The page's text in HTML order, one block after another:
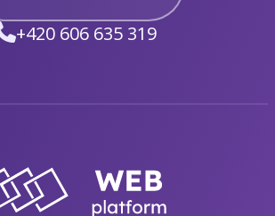
+420 606 635 319